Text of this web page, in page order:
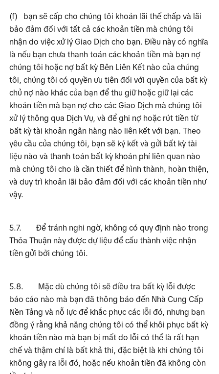
(f)
bạn sẽ cấp cho chúng tôi khoản lãi thế chấp và lãi
bảo đảm đối với tất cả các khoản tiền mà chúng tôi
nhận do việc xử lý Giao Dịch cho bạn. Điều này có nghĩa
là nếu bạn chưa thanh toán các khoản tiền mà bạn nợ
chúng tôi hoặc nợ bất kỳ Bên Liên Kết nào của chúng
tôi, chúng tôi có quyền ưu tiên đối với quyền của bất kỳ
chủ nợ nào khác của bạn để thu giữ hoặc giữ lại các
khoản tiền mà bạn nợ cho các Giao Dịch mà chúng tôi
xử lý thông qua Dịch Vụ, và để ghi nợ hoặc rút tiền từ
bất kỳ tài khoản ngân hàng nào liên kết với bạn. Theo
yêu cầu của chúng tôi, bạn sẽ ký kết và gửi bất kỳ tài
liệu nào và thanh toán bất kỳ khoản phí liên quan nào
mà chúng tôi cho là cần thiết để hình thành, hoàn thiện,
và duy trì khoản lãi bảo đảm đối với các khoản tiền như
vậy.
5.7.
Để tránh nghi ngờ, không có quy định nào trong
Thỏa Thuận này được dự liệu để cấu thành việc nhận
tiền gửi bởi chúng tôi.
5.8.
Mặc dù chúng tôi sẽ điều tra bất kỳ lỗi được
báo cáo nào mà bạn đã thông báo đến Nhà Cung Cấp
Nền Tảng và nỗ lực để khắc phục các lỗi đó, nhưng bạn
đồng ý rằng khả năng chúng tôi có thể khôi phục bất kỳ
khoản tiền nào mà bạn bị mất do lỗi có thể là rất hạn
chế và thậm chí là bất khả thi, đặc biệt là khi chúng tôi
không gây ra lỗi đó, hoặc nếu khoản tiền đã không còn